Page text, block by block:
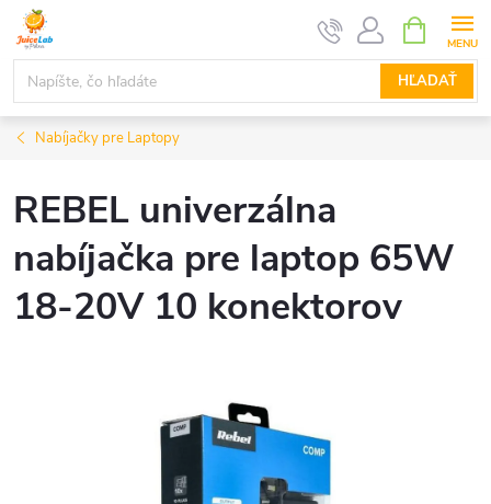
Prejsť
obsah
HĽADAŤ
KOŠÍK
Nabíjačky pre Laptopy
REBEL univerzálna
nabíjačka pre laptop 65W
18-20V 10 konektorov